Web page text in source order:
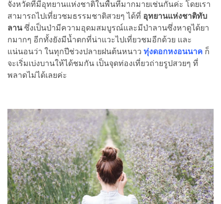
จังหวัดที่มีอุทยานแห่งชาติในพื้นที่มากมายเช่นกันค่ะ โดยเรา
สามารถไปเที่ยวชมธรรมชาติสวยๆ ได้ที่ อุทยานแห่งชาติทับ
ลานซึ่งเป็นป่ามีความอุดมสมบูรณ์และมีป่าลานซึ่งหาดูได้ยา
กมากๆ อีกทั้งยังมีน้ำตกที่น่าแวะไปเที่ยวชมอีกด้วย และ
แน่นอนว่า ในทุกปีช่วงปลายฝนต้นหนาว ทุ่งดอกหงอนนาค ก็
จะเริ่มเบ่งบานให้ได้ชมกัน เป็นจุดท่องเที่ยวถ่ายรูปสวยๆ ที่
พลาดไม่ได้เลยค่ะ